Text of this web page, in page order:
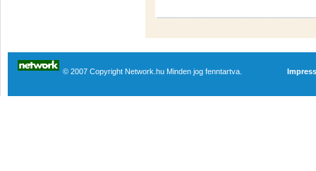
© 2007 Copyright Network.hu Minden jog fenntartva.